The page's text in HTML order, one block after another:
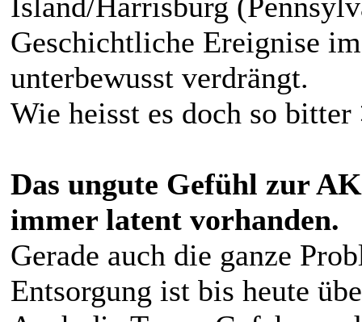
Geschichtliche Ereignise
unterbewusst verdrängt.
Wie heisst es doch so
Das ungute Gefühl zur
immer latent vorhanden.
Gerade auch die ganze
Entsorgung ist bis heute